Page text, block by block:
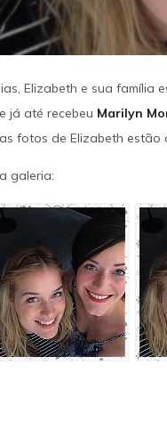
Elizabeth e sua família
já até recebeu Marilyn
fotos de Elizabeth estão
galeria:
um